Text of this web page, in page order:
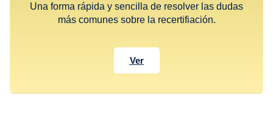
Una forma rápida y sencilla de resolver las dudas
más comunes sobre la recertifiación.
Ver